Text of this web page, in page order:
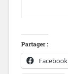
Partager :
Facebook